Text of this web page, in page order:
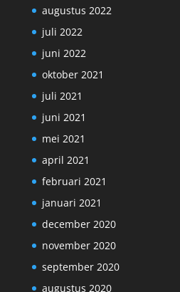
augustus 2022
juli 2022
juni 2022
oktober 2021
juli 2021
juni 2021
mei 2021
april 2021
februari 2021
januari 2021
december 2020
november 2020
september 2020
augustus 2020